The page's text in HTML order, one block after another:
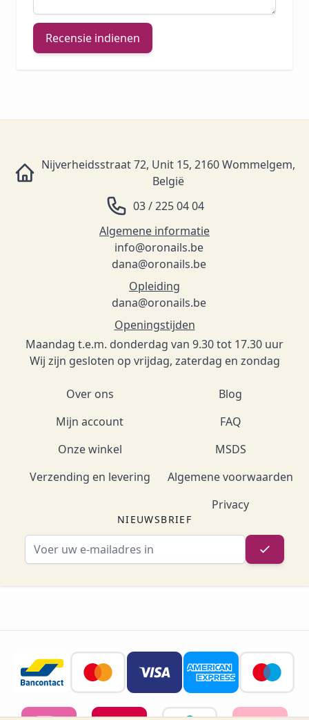
Recensie indienen
Nijverheidsstraat 72, Unit 15, 2160 Wommelgem,
België
03 / 225 04 04
Algemene informatie
info@oronails.be
dana@oronails.be
Opleiding
dana@oronails.be
Openingstijden
Maandag t.e.m. donderdag van 9.30 tot 17.30 uur
Wij zijn gesloten op vrijdag, zaterdag en zondag
Over ons
Mijn account
Onze winkel
Verzending en levering
Blog
FAQ
MSDS
Algemene voorwaarden
Privacy
NIEUWSBRIEF